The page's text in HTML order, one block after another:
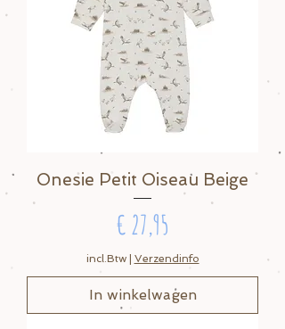
Onesie Petit Oiseau Beige
Prijs
€ 27,95
incl.Btw Verzendinfo
In winkelwagen